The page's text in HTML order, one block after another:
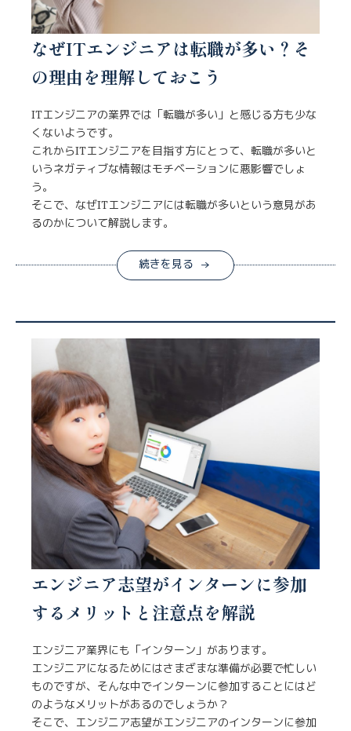
なぜITエンジニアは転職が多い？そ
の理由を理解しておこう
ITエンジニアの業界では「転職が多い」と感じる方も少な
くないようです。
これからITエンジニアを目指す方にとって、転職が多いと
いうネガティブな情報はモチベーションに悪影響でしょ
う。
そこで、なぜITエンジニアには転職が多いという意見があ
るのかについて解説します。
続きを見る
エンジニア志望がインターンに参加
するメリットと注意点を解説
エンジニア業界にも「インターン」があります。
エンジニアになるためにはさまざまな準備が必要で忙しい
ものですが、そんな中でインターンに参加することにはど
のようなメリットがあるのでしょうか？
そこで、エンジニア志望がエンジニアのインターンに参加